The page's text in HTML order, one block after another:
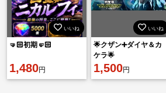
いいね
🤜🏻初期🤛🏻
1,480円
いいね
🌟クザン➕ダイヤ＆カ
ケラ🌟
1,500円